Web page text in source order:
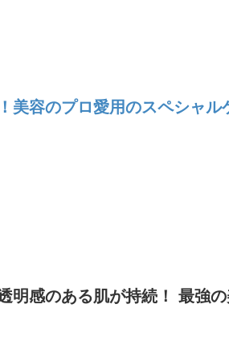
美容のプロ愛用のスペシャル
明感のある肌が持続！ 最強